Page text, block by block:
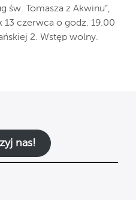
św. Tomasza z Akwinu”,
13 czerwca o godz. 19.00
2. Wstęp wolny.
nas!